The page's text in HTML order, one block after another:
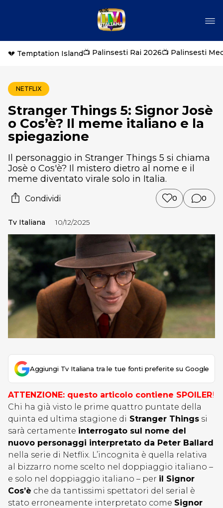
💔 Temptation Island📺 Palinsesti Rai 2026📺 Palinsesti
NETFLIX
Stranger Things 5: Signor Josè
o Cos’è? Il meme italiano e la
spiegazione
Il personaggio in Stranger Things 5 si chiama
Josè o Cos'è? Il mistero dietro al nome e il
meme diventato virale solo in Italia.
Condividi 0 0
Tv Italiana 10/12/2025
Aggiungi Tv Italiana tra le tue fonti preferite su Google
ATTENZIONE: questo articolo contiene SPOILER!
Chi ha già visto le prime quattro puntate della
quinta ed ultima stagione di Stranger Things si
sarà certamente interrogato sul nome del
nuovo personaggi interpretato da Peter Ballard
nella serie di Netflix. L’incognita è quella relativa
al bizzarro nome scelto nel doppiaggio italiano –
e solo nel doppiaggio italiano – per il Signor
Cos’è che da tantissimi spettatori del serial è
stato erroneamente interpretato come Signor